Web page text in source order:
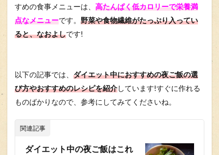
すめの食事メニューは、 高たんぱく低カロリーで栄養満
点なメニューです。 野菜や食物繊維がたっぷり入ってい
ると、なおよしです!
以下の記事では、 ダイエット中におすすめの夜ご飯の選
び方やおすすめのレシピを紹介しています!すぐに作れる
ものばかりなので、参考にしてみてくださいね。
関連記事
ダイエット中の夜ご飯はこれ